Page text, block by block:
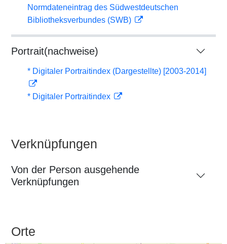
Normdateneintrag des Südwestdeutschen
Bibliotheksverbundes (SWB)
Portrait(nachweise)
* Digitaler Portraitindex (Dargestellte) [2003-2014]
* Digitaler Portraitindex
Verknüpfungen
Von der Person ausgehende
Verknüpfungen
Orte